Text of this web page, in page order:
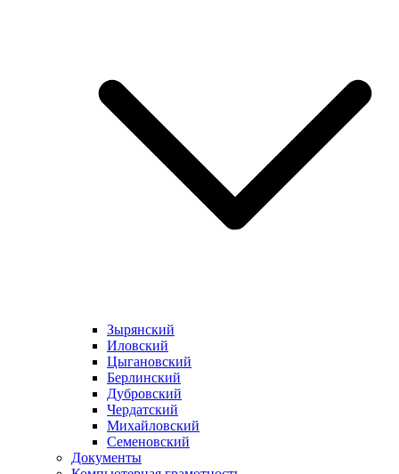
Зырянский
Иловский
Цыгановский
Берлинский
Дубровский
Чердатский
Михайловский
Семеновский
Документы